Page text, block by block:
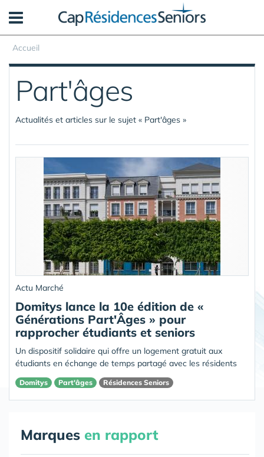
Accueil
Part'âges
Actualités et articles sur le sujet « Part'âges »
Actu Marché
Domitys lance la 10e édition de «
Générations Part'Âges » pour
rapprocher étudiants et seniors
Un dispositif solidaire qui offre un logement gratuit aux
étudiants en échange de temps partagé avec les résidents
Domitys Part'âges Résidences Seniors
Marques en rapport